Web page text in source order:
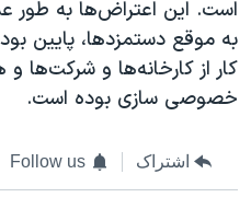
است. این اعتراض‌ها به طور
به موقع دستمزدها، پایین
کار از کارخانه‌ها و شرکت‌ها و
خصوصی سازی بوده است.
اشتراک Follow us